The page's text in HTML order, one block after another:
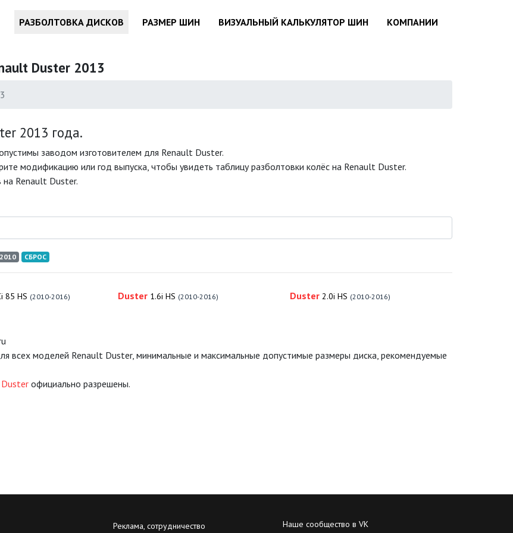
РАЗБОЛТОВКА ДИСКОВ РАЗМЕР ШИН ВИЗУАЛЬНЫЙ КАЛЬКУЛЯТОР ШИН КОМПАНИИ
Duster 2013
2013 года.
заводом изготовителем для Renault Duster.
модификацию или год выпуска, чтобы увидеть таблицу разболтовки колёс на Renault Duster.
Renault Duster.
2010 СБРОС
85 HS (2010-2016) Duster 1.6i HS (2010-2016) Duster 2.0i HS (2010-2016)
всех моделей Renault Duster, минимальные и максимальные допустимые размеры диска, рекомендуемые
официально разрешены.
Реклама, сотрудничество Наше сообщество в VK